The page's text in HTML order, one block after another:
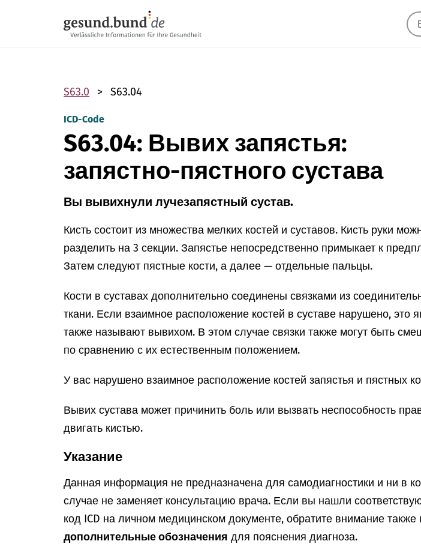
S63.0 S63.04
ICD-Code
S63.04: Вывих запястья:
запястно-пястного сустава
Вы вывихнули лучезапястный сустав.
Кисть состоит из множества мелких костей и суставов. Кисть руки
разделить на 3 секции. Запястье непосредственно примыкает к
Затем следуют пястные кости, а далее — отдельные пальцы.
Кости в суставах дополнительно соединены связками из
ткани. Если взаимное расположение костей в суставе нарушено, это
также называют вывихом. В этом случае связки также могут быть
по сравнению с их естественным положением.
У вас нарушено взаимное расположение костей запястья и пястных
Вывих сустава может причинить боль или вызвать неспособность
двигать кистью.
Указание
Данная информация не предназначена для самодиагностики и ни в
случае не заменяет консультацию врача. Если вы нашли
код ICD на личном медицинском документе, обратите внимание также
дополнительные обозначения для пояснения диагноза.